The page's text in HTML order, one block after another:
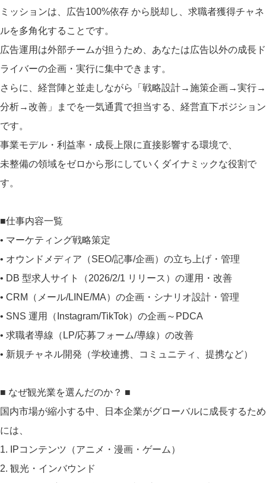
ミッションは、広告100%依存 から脱却し、求職者獲得チャネ
ルを多角化することです。
広告運用は外部チームが担うため、あなたは広告以外の成長ド
ライバーの企画・実行に集中できます。
さらに、経営陣と並走しながら「戦略設計→施策企画→実行→
分析→改善」までを一気通貫で担当する、経営直下ポジション
です。
事業モデル・利益率・成長上限に直接影響する環境で、
未整備の領域をゼロから形にしていくダイナミックな役割で
す。
■仕事内容一覧
• マーケティング戦略策定
• オウンドメディア（SEO/記事/企画）の立ち上げ・管理
• DB 型求人サイト（2026/2/1 リリース）の運用・改善
• CRM（メール/LINE/MA）の企画・シナリオ設計・管理
• SNS 運用（Instagram/TikTok）の企画～PDCA
• 求職者導線（LP/応募フォーム/導線）の改善
• 新規チャネル開発（学校連携、コミュニティ、提携など）
■ なぜ観光業を選んだのか？ ■
国内市場が縮小する中、日本企業がグローバルに成長するため
には、
1. IPコンテンツ（アニメ・漫画・ゲーム）
2. 観光・インバウンド